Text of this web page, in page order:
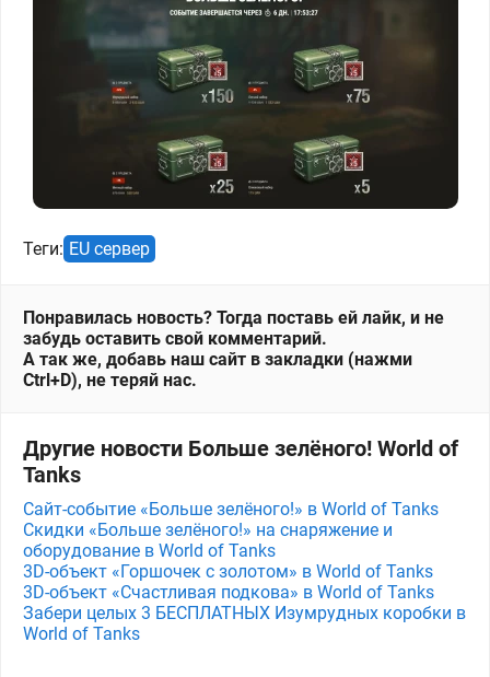
Теги: EU сервер
Понравилась новость? Тогда поставь ей лайк, и не
забудь оставить свой комментарий.
А так же, добавь наш сайт в закладки (нажми
Ctrl+D), не теряй нас.
Другие новости Больше зелёного! World of
Tanks
Сайт-событие «Больше зелёного!» в World of Tanks
Скидки «Больше зелёного!» на снаряжение и
оборудование в World of Tanks
3D-объект «Горшочек с золотом» в World of Tanks
3D-объект «Счастливая подкова» в World of Tanks
Забери целых 3 БЕСПЛАТНЫХ Изумрудных коробки в
World of Tanks